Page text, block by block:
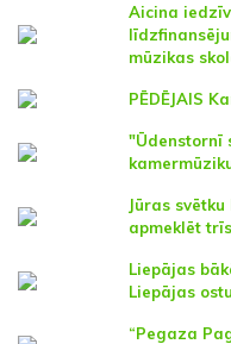
Aicina
mūzikas
PĒDĒJAIS
"Ūdenstornī
Jūras
apmeklēt
Liepājas
Liepājas ostu
“Pegaza